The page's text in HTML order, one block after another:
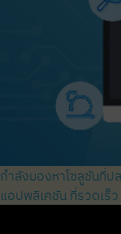
กำลังมองหาโซลูชันที่
แอปพลิเคชัน ที่รวดเร็